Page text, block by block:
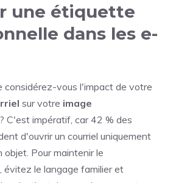
une étiquette
dans les e-
considérez-vous l'impact de votre
sur votre image
? C'est impératif, car 42 % des
d'ouvrir un courriel uniquement
Pour maintenir le
évitez le langage familier et